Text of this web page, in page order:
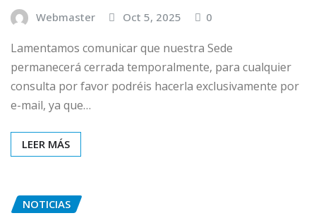
Webmaster Oct 5, 2025 0
Lamentamos comunicar que nuestra Sede
permanecerá cerrada temporalmente, para cualquier
consulta por favor podréis hacerla exclusivamente por
e-mail, ya que…
LEER MÁS
NOTICIAS